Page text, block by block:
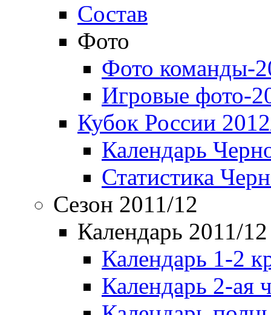
Состав
Фото
Фото команды-
Игровые фото-
Кубок России
Календарь
Статистика
Сезон 2011/12
Календарь 2011/12
Календарь 1-2
Календарь 2-ая